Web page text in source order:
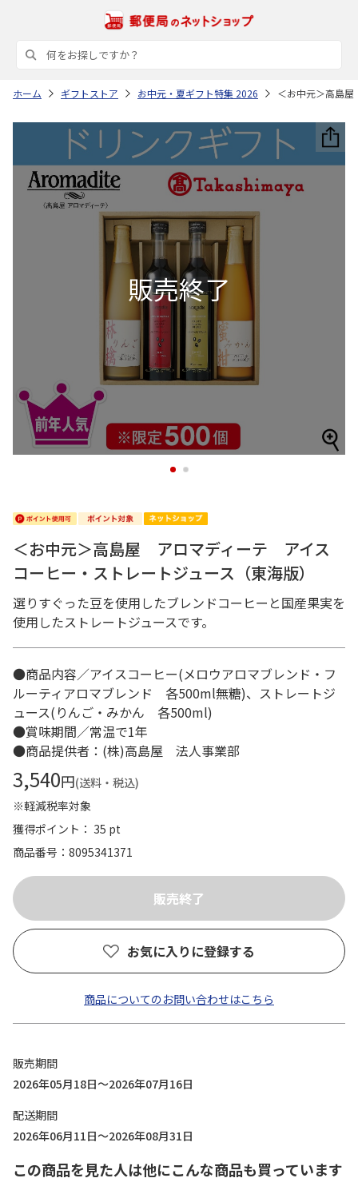
ホーム ギフトストア お中元・夏ギフト特集 2026 ＜お中元＞高島
1 2
＜お中元＞高島屋 アロマディーテ アイス
コーヒー・ストレートジュース（東海版）
選りすぐった豆を使用したブレンドコーヒーと国産果実を
使用したストレートジュースです。
●商品内容／アイスコーヒー(メロウアロマブレンド・フ
ルーティアロマブレンド 各500ml無糖)、ストレートジ
ュース(りんご・みかん 各500ml)
●賞味期間／常温で1年
●商品提供者：(株)高島屋 法人事業部
3,540円(送料・税込)
※軽減税率対象
獲得ポイント： 35 pt
商品番号
8095341371
お気に入りに登録する
商品についてのお問い合わせはこちら
販売期間
2026年05月18日～2026年07月16日
配送期間
2026年06月11日～2026年08月31日
この商品を見た人は他にこんな商品も買っています